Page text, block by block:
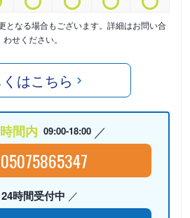
となる場合もございます。詳細はお問い合
わせください。
はこちら
間内 09:00-18:00
05075865347
24時間受付中